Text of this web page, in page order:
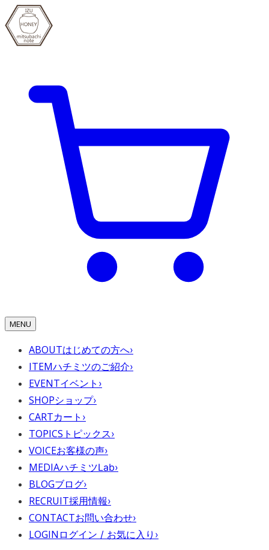
MENU
ABOUTはじめての方へ›
ITEMハチミツのご紹介›
EVENTイベント ›
SHOPショップ›
CARTカート ›
TOPICS トピックス›
VOICEお客様の声›
MEDIAハチミツLab›
BLOGブログ›
RECRUIT採用情報›
CONTACTお問い合わせ›
LOGIN ログイン / お気に入り ›